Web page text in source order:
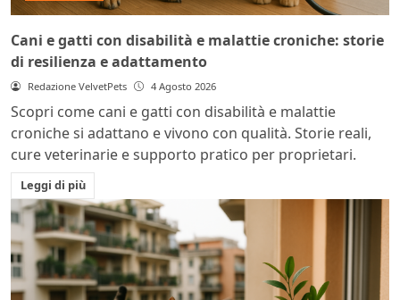
Cani e gatti con disabilità e malattie croniche: storie
di resilienza e adattamento
Redazione VelvetPets 4 Agosto 2026
Scopri come cani e gatti con disabilità e malattie
croniche si adattano e vivono con qualità. Storie reali,
cure veterinarie e supporto pratico per proprietari.
Leggi di più